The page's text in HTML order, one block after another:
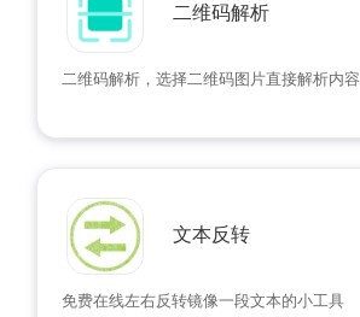
二维码解析
二维码解析，选择二维码图片直接解析内容
文本反转
免费在线左右反转镜像一段文本的小工具